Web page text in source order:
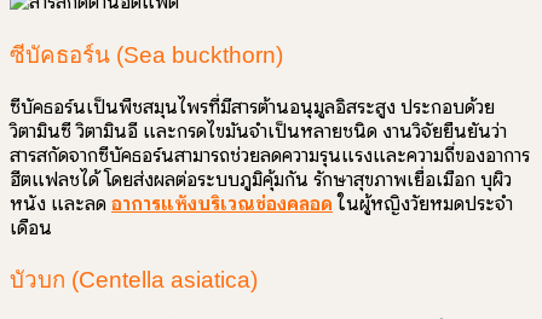
ซีบัคธอร์น (Sea buckthorn)
ซีบัคธอร์นเป็นพืชสมุนไพรที่มีสารต้านอนุมูลอิสระสูง ประกอบด้วย
วิตามินซี วิตามินอี และกรดไขมันจำเป็นหลายชนิด งานวิจัยยืนยันว่า
สารสกัดจากซีบัคธอร์นสามารถช่วยลดความรุนแรงและความถี่ของอาการ
ฮีตแฟลชได้ โดยส่งผลต่อระบบภูมิคุ้มกัน รักษาสุขภาพเยื่อเมือก บุผิว
หนัง และลด อาการแห้งบริเวณช่องคลอด ในผู้หญิงวัยหมดประจำ
เดือน
บัวบก (Centella asiatica)